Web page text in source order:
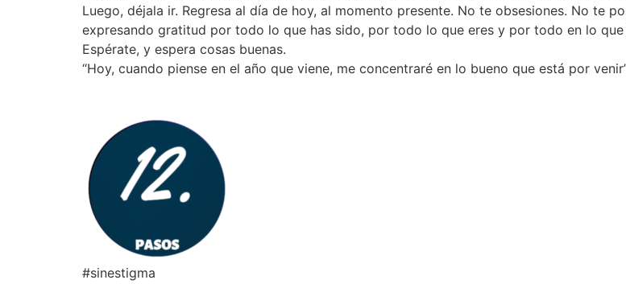
Luego, déjala ir. Regresa al día de hoy, al momento presente. No te obsesiones. No te
expresando gratitud por todo lo que has sido, por todo lo que eres y por todo en lo
Espérate, y espera cosas buenas.
“Hoy, cuando piense en el año que viene, me concentraré en lo bueno que está por
#sinestigma